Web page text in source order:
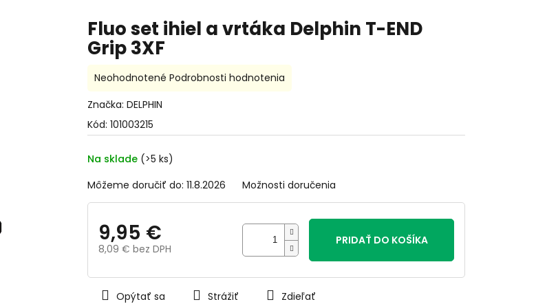
Fluo set ihiel a vrtáka Delphin T-END
Grip 3XF
Kód: 101003215
Na sklade (>5 ks)
Môžeme doručiť do: 11.8.2026 Možnosti doručenia
9,95 €
8,09 € bez DPH
cena:
PRIDAŤ DO KOŠÍKA
Opýtať sa Strážiť Zdieľať
Priemerné
produktu
0,0
5
hviezdičiek.
Neohodnotené Podrobnosti hodnotenia
Značka: DELPHIN